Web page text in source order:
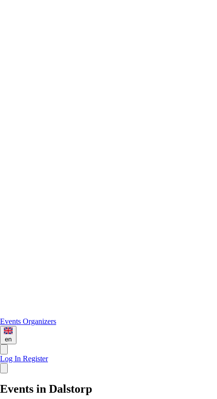
Events Organizers
en
Log In Register
Events in Dalstorp